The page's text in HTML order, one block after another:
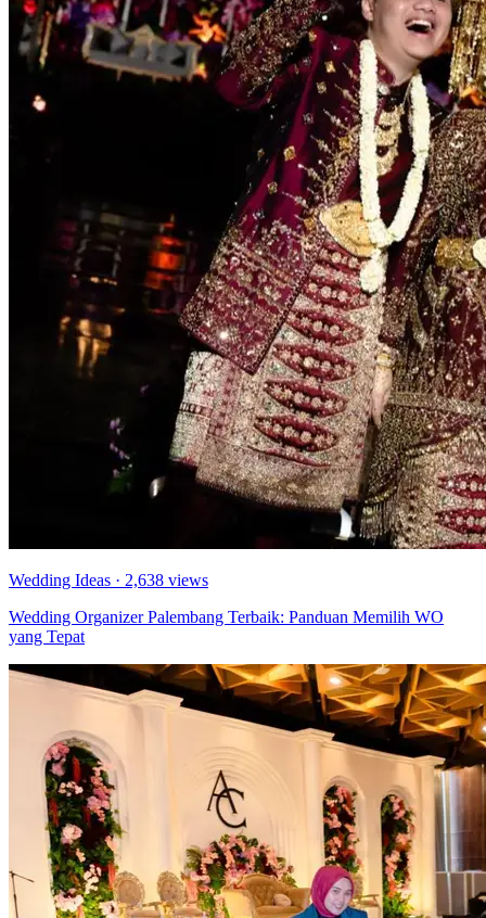
Wedding Ideas · 2,638 views
Wedding Organizer Palembang Terbaik: Panduan Memilih WO
yang Tepat